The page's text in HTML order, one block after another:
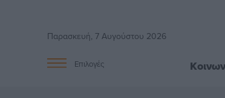
Παρασκευή, 7 Αυγούστου 2026
Επιλογές